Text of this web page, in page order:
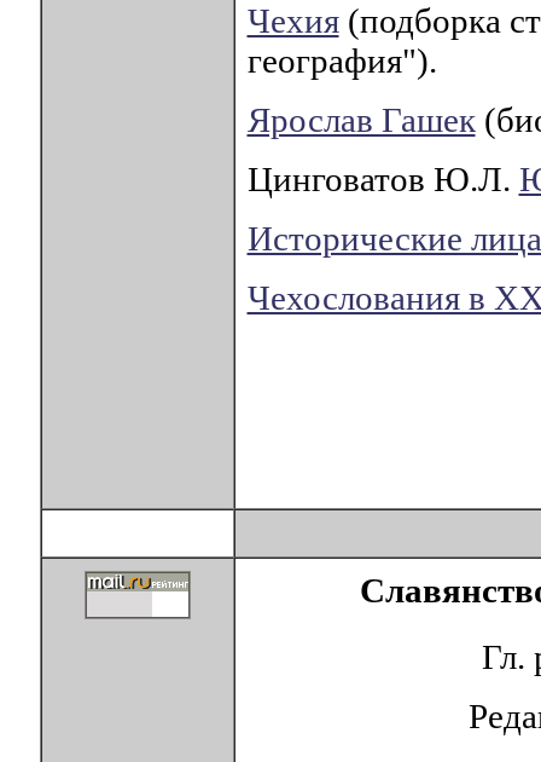
Чехия(подборка
география").
Ярослав Гашек
Цинговатов Ю.Л.
Исторические
Чехослования в
Гл.